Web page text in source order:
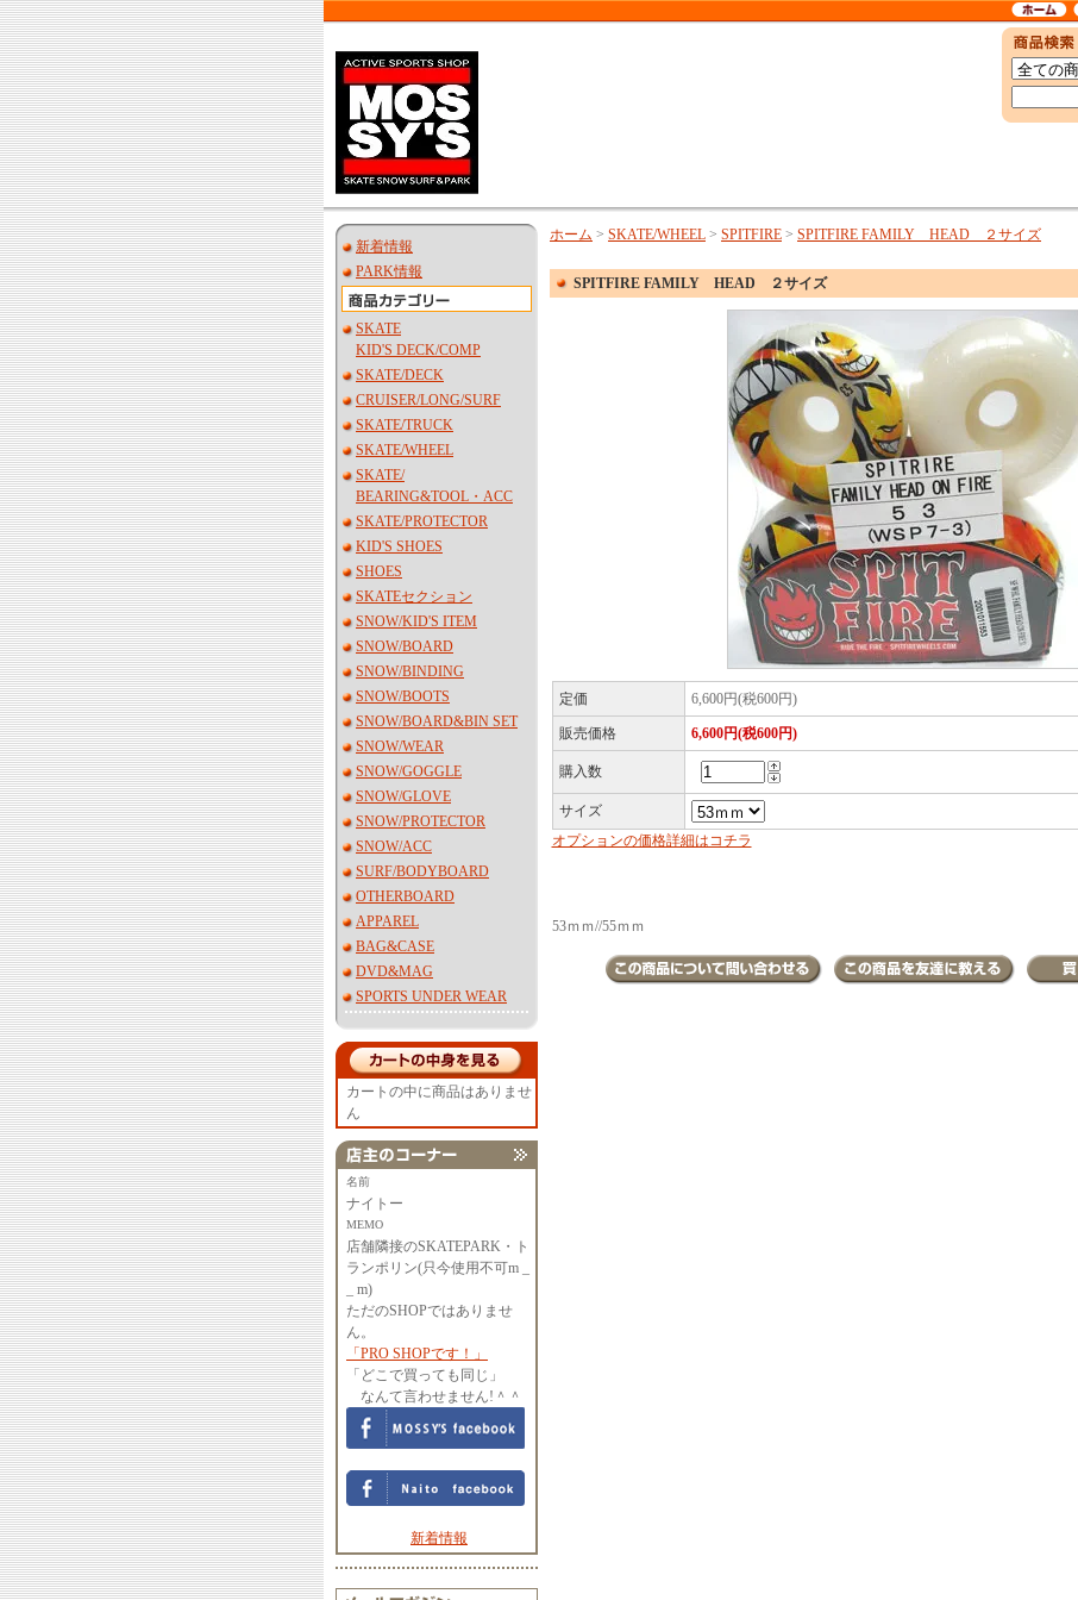
新着情報
PARK情報
SKATE
KID'S DECK/COMP
SKATE/DECK
CRUISER/LONG/SURF
SKATE/TRUCK
SKATE/WHEEL
SKATE/
BEARING&TOOL・ACC
SKATE/PROTECTOR
KID'S SHOES
SHOES
SKATEセクション
SNOW/KID'S ITEM
SNOW/BOARD
SNOW/BINDING
SNOW/BOOTS
SNOW/BOARD&BIN SET
SNOW/WEAR
SNOW/GOGGLE
SNOW/GLOVE
SNOW/PROTECTOR
SNOW/ACC
SURF/BODYBOARD
OTHERBOARD
APPAREL
BAG&CASE
DVD&MAG
SPORTS UNDER WEAR
カートの中に商品はありませ
ん
名前
ナイトー
MEMO
店舗隣接のSKATEPARK・ト
ランポリン(只今使用不可m _
_ m)
ただのSHOPではありませ
ん。
「PRO SHOPです！」
「どこで買っても同じ」
なんて言わせません!＾＾
新着情報
ホーム > SKATE/WHEEL > SPITFIRE > SPITFIRE FAMILY HEAD ２サイズ
SPITFIRE FAMILY HEAD ２サイズ
定価 6,600円(税600円)
販売価格 6,600円(税600円)
購入数
サイズ
オプションの価格詳細はコチラ
53ｍｍ//55ｍｍ